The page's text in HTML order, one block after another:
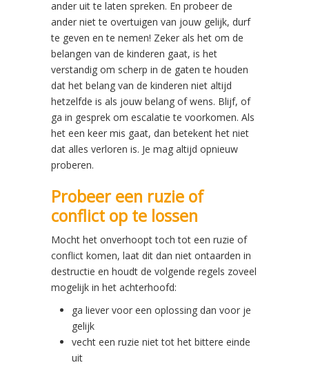
ander uit te laten spreken. En probeer de
ander niet te overtuigen van jouw gelijk, durf
te geven en te nemen! Zeker als het om de
belangen van de kinderen gaat, is het
verstandig om scherp in de gaten te houden
dat het belang van de kinderen niet altijd
hetzelfde is als jouw belang of wens. Blijf, of
ga in gesprek om escalatie te voorkomen. Als
het een keer mis gaat, dan betekent het niet
dat alles verloren is. Je mag altijd opnieuw
proberen.
Probeer een ruzie of
conflict op te lossen
Mocht het onverhoopt toch tot een ruzie of
conflict komen, laat dit dan niet ontaarden in
destructie en houdt de volgende regels zoveel
mogelijk in het achterhoofd:
ga liever voor een oplossing dan voor je
gelijk
vecht een ruzie niet tot het bittere einde
uit